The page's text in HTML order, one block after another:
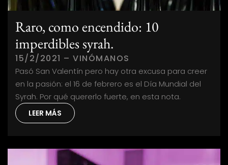
Raro, como encendido: 10
imperdibles syrah.
15/2/2021 – VINÓMANOS
Pasó San Valentín pero hay otra excusa para creer
en la pasión: el 16 de febrero es el Día Mundial del
Syrah. Por qué quererlo fuerte, en esta nota.
LEER MÁS